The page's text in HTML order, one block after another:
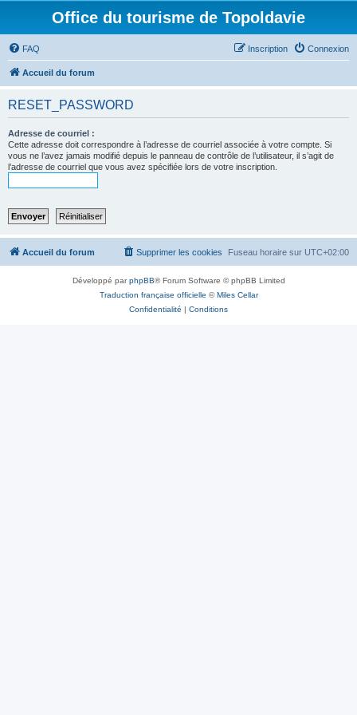
Office du tourisme de Topoldavie
FAQ Connexion
Inscription
Accueil du forum
RESET_PASSWORD
Adresse de courriel :
Cette adresse doit correspondre à l’adresse de courriel associée à votre compte. Si
vous ne l’avez jamais modifié depuis le panneau de contrôle de l’utilisateur, il s’agit de
l’adresse de courriel que vous avez spécifiée lors de votre inscription.
Accueil du forum Fuseau horaire sur UTC+02:00
Supprimer les cookies
Développé parphpBB® Forum Software © phpBB Limited
Traduction française officielle ©Miles Cellar
Confidentialité | Conditions